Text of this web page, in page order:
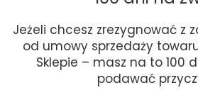
Jeżeli chcesz zrezygnować z
od umowy sprzedaży
Sklepie – masz na to 100
podawać